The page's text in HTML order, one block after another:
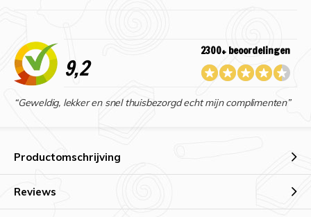
9,2
2300+ beoordelingen
“Geweldig, lekker en snel thuisbezorgd echt mijn complimenten”
Productomschrijving
Reviews